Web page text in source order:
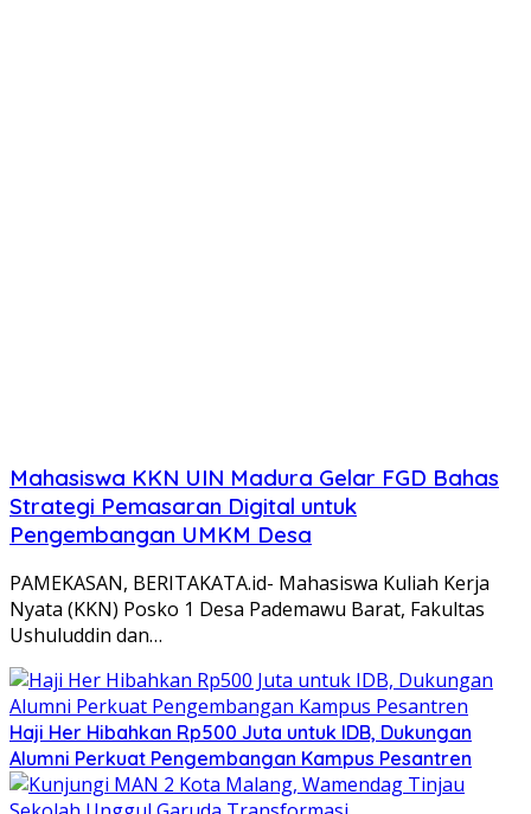
Mahasiswa KKN UIN Madura Gelar FGD Bahas
Strategi Pemasaran Digital untuk
Pengembangan UMKM Desa
PAMEKASAN, BERITAKATA.id- Mahasiswa Kuliah Kerja
Nyata (KKN) Posko 1 Desa Pademawu Barat, Fakultas
Ushuluddin dan…
Haji Her Hibahkan Rp500 Juta untuk IDB, Dukungan
Alumni Perkuat Pengembangan Kampus Pesantren